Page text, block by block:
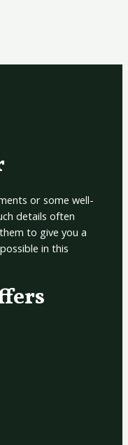
or some well-
details often
to give you a
in this